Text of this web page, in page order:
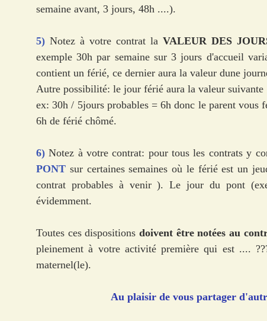
semaine avant, 3 jours, 48h ....).
5) Notez à votre contrat la VALEUR DES
exemple 30h par semaine sur 3 jours d'accueil
contient un férié, ce dernier aura la valeur dune
Autre possibilité: le jour férié aura la valeur suivante
ex: 30h / 5jours probables = 6h donc le parent vous
6h de férié chômé.
6) Notez à votre contrat: pour tous les contrats y
PONT sur certaines semaines où le férié est un
contrat probables à venir ). Le jour du pont
évidemment.
Toutes ces dispositions doivent être notées au
pleinement à votre activité première qui est ....
maternel(le).
Au plaisir de vous partager